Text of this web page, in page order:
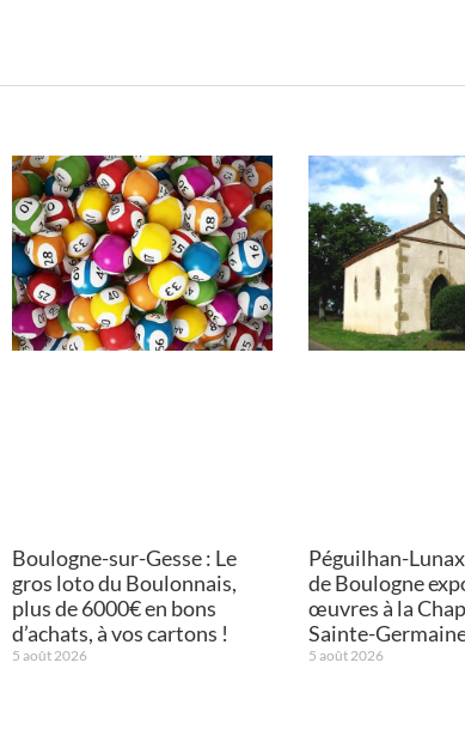
Boulogne-sur-Gesse : Le
gros loto du Boulonnais,
plus de 6000€ en bons
d’achats, à vos cartons !
5 août 2026
Péguilhan-Lunax
de Boulogne
œuvres à la
Sainte-
5 août 2026